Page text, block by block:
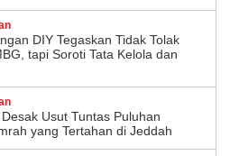
DIY Tegaskan Tidak Tolak
tapi Soroti Tata Kelola dan
Usut Tuntas Puluhan
yang Tertahan di Jeddah